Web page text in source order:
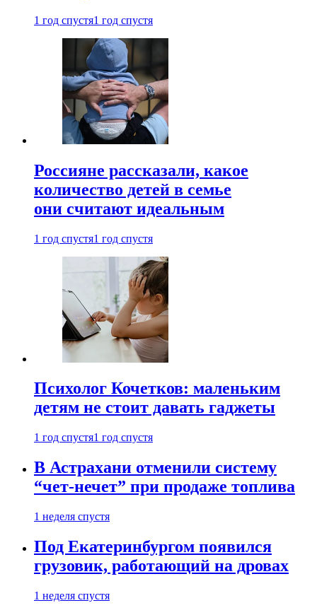
1 год спустя1 год спустя
Россияне рассказали, какое
количество детей в семье
они считают идеальным
1 год спустя1 год спустя
Психолог Кочетков: маленьким
детям не стоит давать гаджеты
1 год спустя1 год спустя
В Астрахани отменили систему
“чет-нечет” при продаже топлива
1 неделя спустя
Под Екатеринбургом появился
грузовик, работающий на дровах
1 неделя спустя